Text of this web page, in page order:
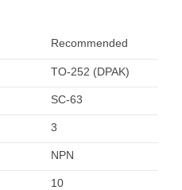
Recommended
TO-252 (DPAK)
SC-63
3
NPN
10